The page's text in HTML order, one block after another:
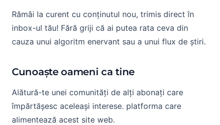
Rămâi la curent cu conținutul nou, trimis direct în
inbox-ul tău! Fără griji că ai putea rata ceva din
cauza unui algoritm enervant sau a unui flux de știri.
Cunoaște oameni ca tine
Alătură-te unei comunități de alți abonați care
împărtășesc aceleași interese. platforma care
alimentează acest site web.